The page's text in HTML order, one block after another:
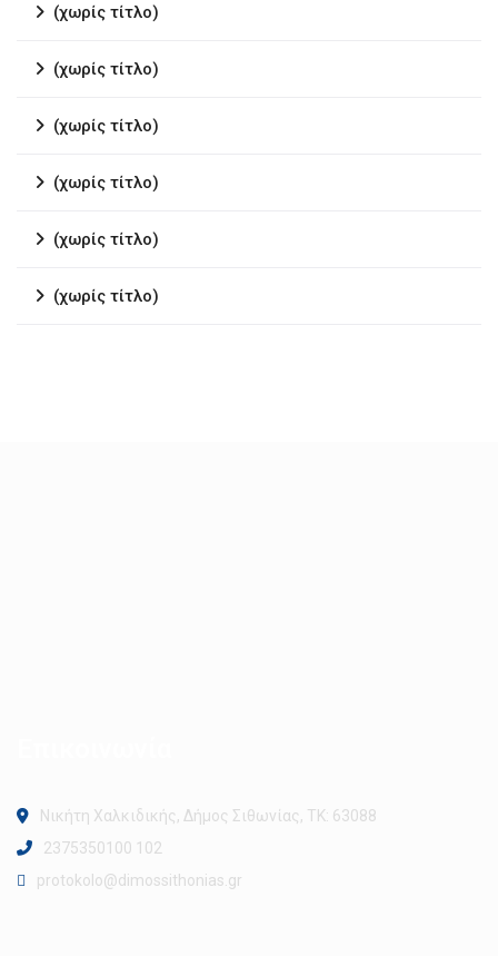
(χωρίς τίτλο)
(χωρίς τίτλο)
(χωρίς τίτλο)
(χωρίς τίτλο)
(χωρίς τίτλο)
(χωρίς τίτλο)
Νικήτη Χαλκιδικής, Δήμος Σιθωνίας, ΤΚ: 63088
2375350100 102
protokolo@dimossithonias.gr